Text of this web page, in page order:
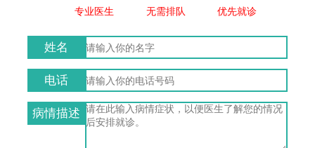
专业医生 无需排队 优先就诊
姓名
电话
病情描述